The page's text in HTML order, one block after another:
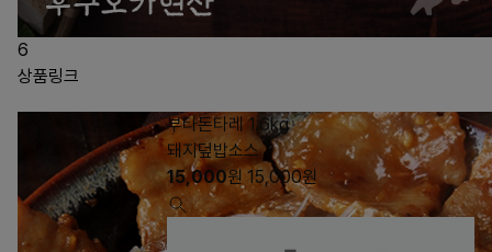
6
상품링크
부타돈타레 1.6kg
돼지덮밥소스
15,000원 15,000원